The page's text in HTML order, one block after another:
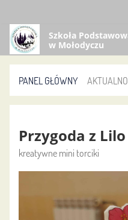
Szkoła
w Mołodyczu
PANEL GŁÓWNY
Przygoda z
kreatywne mini torciki